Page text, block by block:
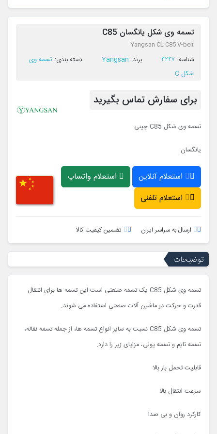
تسمه وی شکل یانگسان C85
Yangsan CL C85 V-belt
ﺷﻨﺎﺳﻪ: 4247 ﺑﺮﻧﺪ: Yangsan ﺩﺳﺘﻪ ﺑﻨﺪی: تسمه وی
شکل C
برای سفارش تماس بگیرید
تسمه وی شکل C85 چینی
یانگسان
استعلام آنلاین
استعلام واتساپ
استعلام تلفنی
ارسال به سراسر ایران تضمین کیفیت کالا
توضیحات
تسمه وی شکل C85 یک تسمه صنعتی است.این تسمه ها برای انتقال
قدرت و حرکت در ماشین آلات صنعتی استفاده می شوند.
تسمه وی شکل C85 نسبت به سایر انواع تسمه ها، از جمله تسمه نقاله،
تسمه تایم و تسمه پولی، مزایای زیر را دارد:
قابلیت تحمل بار بالا
سرعت انتقال بالا
کارکرد روان و بی صدا